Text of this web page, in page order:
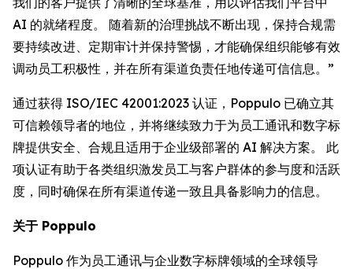
AI 的就绪程度。 随着新的治理挑战不断出现，保持合规需
要持续改进、定期审计并保持警惕，才能确保组织能够有效
调动员工积极性，并在所有渠道负责任地传递可信信息。”
通过获得 ISO/IEC 42001:2023 认证，Poppulo 已确立其
可信赖领导者的地位，并将继续致力于为员工通讯和数字标
牌提供安全、合规且适用于企业级部署的 AI 解决方案。 此
项认证有助于各类组织激发员工与客户群体的参与度和活跃
度，同时确保在所有渠道传递一致且具备影响力的信息。
关于 Poppulo
Poppulo 作为员工通讯与企业数字标牌领域的全球领导